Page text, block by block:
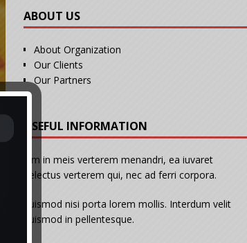
ABOUT US
About Organization
Our Clients
Our Partners
USEFUL INFORMATION
Vim in meis verterem menandri, ea iuvaret
delectus verterem qui, nec ad ferri corpora.
Euismod nisi porta lorem mollis. Interdum velit
euismod in pellentesque.